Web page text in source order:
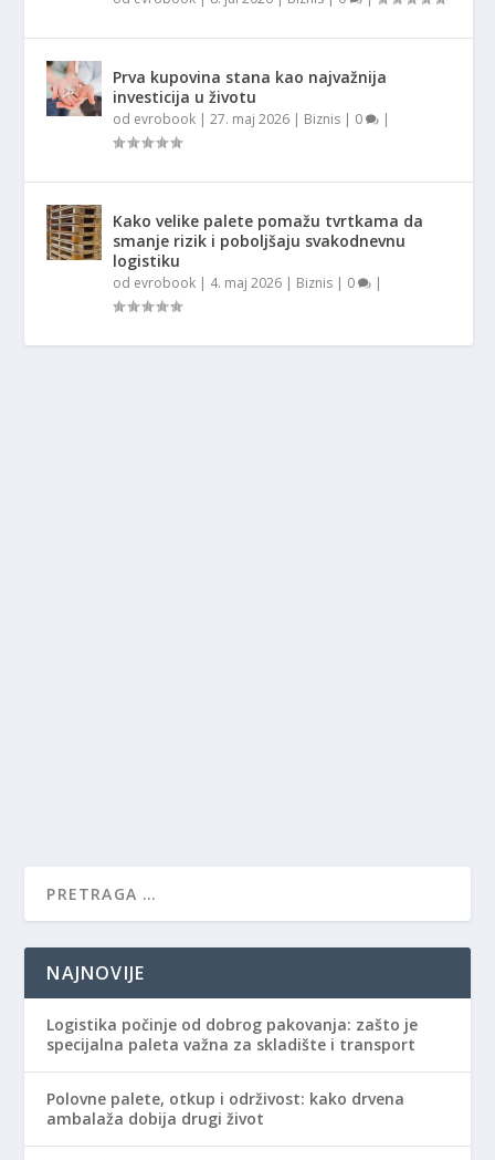
Prva kupovina stana kao najvažnija
investicija u životu
od evrobook |27. maj 2026 | Biznis | 0 |
Kako velike palete pomažu tvrtkama da
smanje rizik i poboljšaju svakodnevnu
logistiku
od evrobook | 4. maj 2026 | Biznis | 0 |
NAJNOVIJE
Logistika počinje od dobrog pakovanja: zašto je
specijalna paleta važna za skladište i transport
Polovne palete, otkup i održivost: kako drvena
ambalaža dobija drugi život